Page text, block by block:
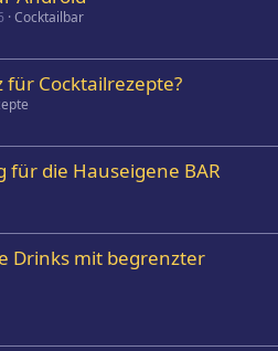
Cocktailbar
für Cocktailrezepte?
die Hauseigene BAR
Drinks mit begrenzter